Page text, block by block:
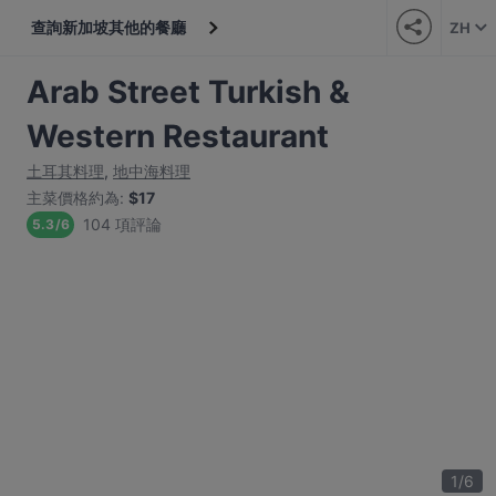
查詢新加坡其他的餐廳 ZH
Arab Street Turkish &
Western Restaurant
土耳其料理, 地中海料理
主菜價格約為: $17
5.3/6 104 項評論
1/6